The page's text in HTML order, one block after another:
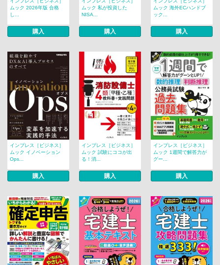
ムック 2026年版 合格
し...
購入
ムック 私が投資した
NISA...
購入
ムック 海外ECハンドブ
ック...
購入
インプレス［ビジネス］
ムック イノベーション
Ops...
購入
インプレス［ビジネス］
ムック 試験にココが出
る！消...
購入
インプレス［ビジネス］
ムック 1週間で解答力が
グー...
購入